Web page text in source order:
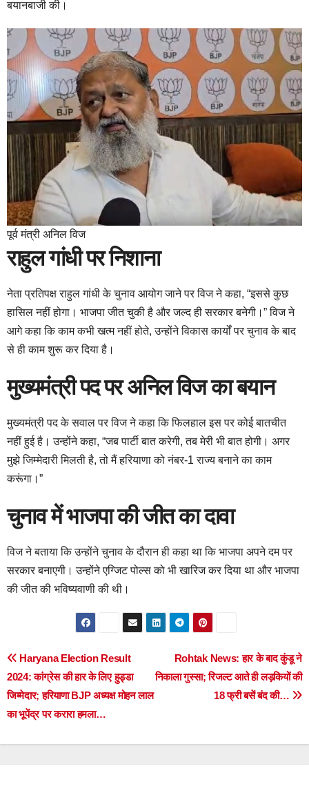
बयानबाजी की।
पूर्व मंत्री अनिल विज
राहुल गांधी पर निशाना
नेता प्रतिपक्ष राहुल गांधी के चुनाव आयोग जाने पर विज ने कहा, “इससे कुछ
हासिल नहीं होगा। भाजपा जीत चुकी है और जल्द ही सरकार बनेगी।” विज ने
आगे कहा कि काम कभी खत्म नहीं होते, उन्होंने विकास कार्यों पर चुनाव के बाद
से ही काम शुरू कर दिया है।
मुख्यमंत्री पद पर अनिल विज का बयान
मुख्यमंत्री पद के सवाल पर विज ने कहा कि फिलहाल इस पर कोई बातचीत
नहीं हुई है। उन्होंने कहा, “जब पार्टी बात करेगी, तब मेरी भी बात होगी। अगर
मुझे जिम्मेदारी मिलती है, तो मैं हरियाणा को नंबर-1 राज्य बनाने का काम
करूंगा।”
चुनाव में भाजपा की जीत का दावा
विज ने बताया कि उन्होंने चुनाव के दौरान ही कहा था कि भाजपा अपने दम पर
सरकार बनाएगी। उन्होंने एग्जिट पोल्स को भी खारिज कर दिया था और भाजपा
की जीत की भविष्यवाणी की थी।
Post
navigation
Rohtak News: हार के बाद कुंडू ने
निकाला गुस्सा; रिजल्ट आते ही लड़कियों की
18 फ्री बसें बंद की…
Haryana Election Result
2024: कांग्रेस की हार के लिए हुड्डा
जिम्मेदार; हरियाणा BJP अध्यक्ष मोहन लाल
का भूपेंद्र पर करारा हमला…